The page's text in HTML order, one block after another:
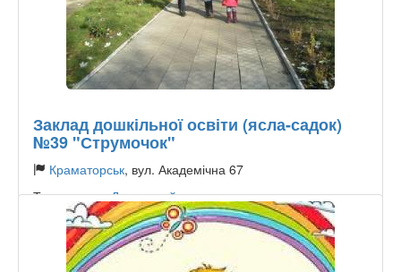
Заклад дошкільної освіти (ясла-садок)
№39 "Струмочок"
Краматорськ, вул. Академічна 67
Тип садочку:Державний